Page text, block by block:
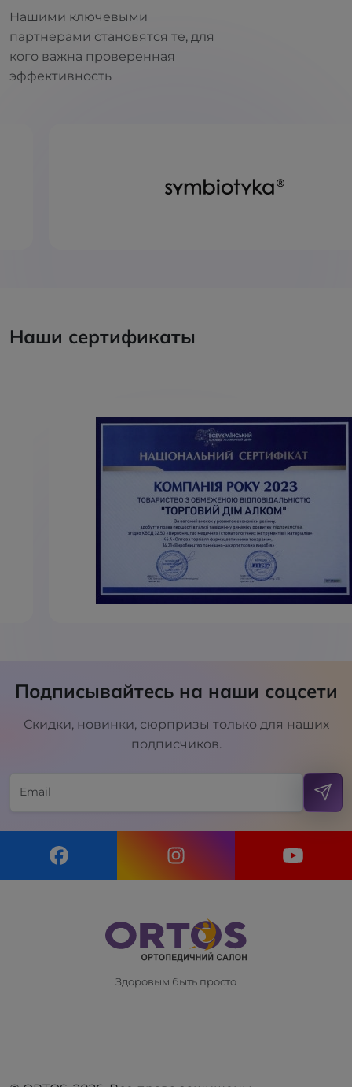
Нашими ключевыми
партнерами становятся те, для
кого важна проверенная
эффективность
Наши сертификаты
Подписывайтесь на наши соцсети
Скидки, новинки, сюрпризы только для наших
подписчиков.
Здоровым быть просто